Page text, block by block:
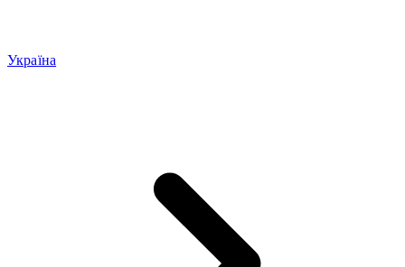
Україна